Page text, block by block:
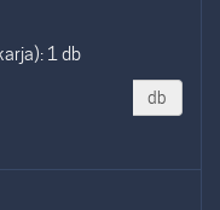
1 db
db